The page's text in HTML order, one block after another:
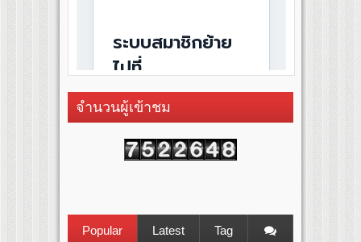
จำนวนผู้เข้าชม
Popular Latest Tag